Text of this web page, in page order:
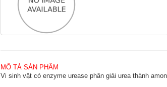
MÔ TẢ SẢN PHẨM
Vi sinh vật có enzyme urease phân giải urea thành